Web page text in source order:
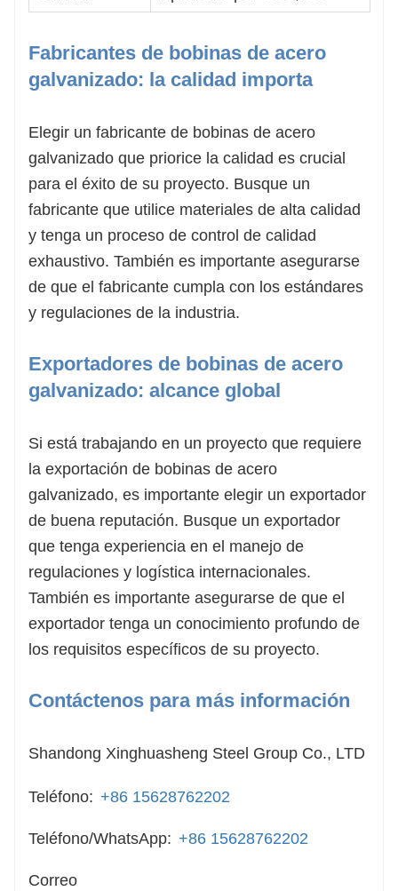
Fabricantes de bobinas de acero
galvanizado: la calidad importa
Elegir un fabricante de bobinas de acero
galvanizado que priorice la calidad es crucial
para el éxito de su proyecto. Busque un
fabricante que utilice materiales de alta calidad
y tenga un proceso de control de calidad
exhaustivo. También es importante asegurarse
de que el fabricante cumpla con los estándares
y regulaciones de la industria.
Exportadores de bobinas de acero
galvanizado: alcance global
Si está trabajando en un proyecto que requiere
la exportación de bobinas de acero
galvanizado, es importante elegir un exportador
de buena reputación. Busque un exportador
que tenga experiencia en el manejo de
regulaciones y logística internacionales.
También es importante asegurarse de que el
exportador tenga un conocimiento profundo de
los requisitos específicos de su proyecto.
Contáctenos para más información
Shandong Xinghuasheng Steel Group Co., LTD
Teléfono: +86 15628762202
Teléfono/WhatsApp: +86 15628762202
Correo